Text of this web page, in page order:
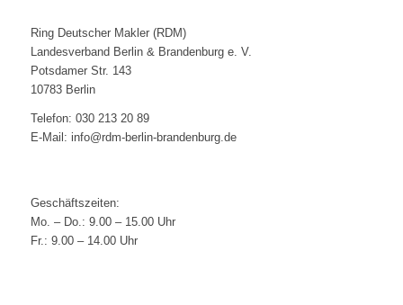
Ring Deutscher Makler (RDM)
Landesverband Berlin & Brandenburg e. V.
Potsdamer Str. 143
10783 Berlin
Telefon: 030 213 20 89
E-Mail: info@rdm-berlin-brandenburg.de
Geschäftszeiten:
Mo. – Do.: 9.00 – 15.00 Uhr
Fr.: 9.00 – 14.00 Uhr